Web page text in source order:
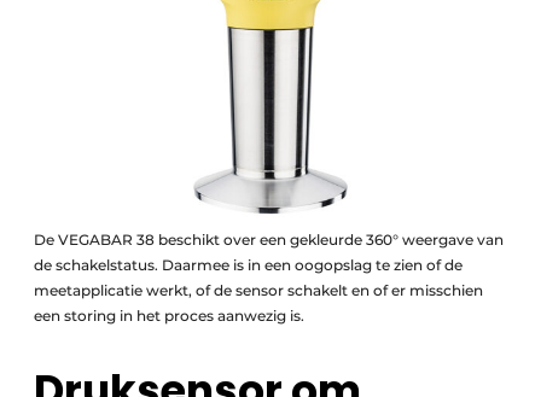
De VEGABAR 38 beschikt over een gekleurde 360° weergave van
de schakelstatus. Daarmee is in een oogopslag te zien of de
meetapplicatie werkt, of de sensor schakelt en of er misschien
een storing in het proces aanwezig is.